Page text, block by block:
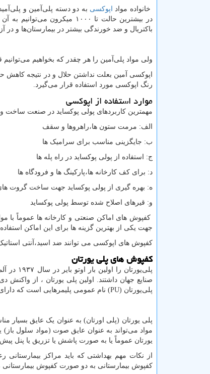
خانواده مواد اپوکسی به دو دسته پلی‌آمین و
در بیشترین حالت تا ۱۰۰۰
باکتریال و ضد خورندگی بیشتر در بیمارستان‌ها و
ولی مواد پلی‌آمین را هر چقدر که بخواهیم
اپوکسی آمین بعلت نداشتن حلال و در نتیجه
رنگ اپوکسی مورد استفاده قرار می‌گیرد.
موارد استفاده از اپوکسی
مهمترین کاربردهای پولی پوکساید در صنعت ساخت
الف: مرمت ستون ها،راهروها و سقف
ب: جایگزینی مناسب برای سرامیک ها
ج: استفاده از پولی پوکساید در راه پله ها
د: برای کف کارخانه ها،پارکینگ ها و فرودگاه ها
ه: بهره گیری از پولی پوکساید جهت ساخت گروت
و: قیرهای اصلاح شده توسط پولی پوکساید
کفپوش های اماکن صنعتی و کارخانه ها عموماً با
جهت یکی از بهترین گزینه ها برای این اماکن
کفپوش های اپوکسی می توانند ضد اسید،آنتی
کفپوش های پلی یورتان
صنایع جهان داشتند. اولین پلی ‌یورتان ، از واکنش
پلی‌یورتان (PU) نام عمومی پلیمرهایی است که دارای
پلی یورتان (پلی اورتان) به عنوان یک عایق بسیار
مواد می‌تواند به عنوان عایق صوت (مواد سلول
یورتان عموماً یا به صورت پاشش یا تزریق یا پنل
از نکات مهم بهداشتی که باید مراکز بیمارستانی
کفپوش بیمارستانی به دو صورت کفپوش